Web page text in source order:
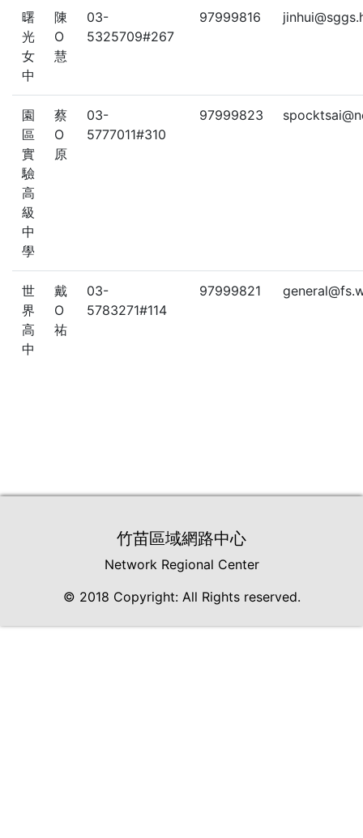
曙
光
女
中
陳
O
慧
03-
5325709#267
97999816
園
區
實
驗
高
級
中
學
蔡
O
原
03-
5777011#310
97999823
世
界
高
中
戴
O
祐
03-
5783271#114
97999821
竹苗區域網路中心
Network Regional Center
© 2018 Copyright: All Rights reserved.